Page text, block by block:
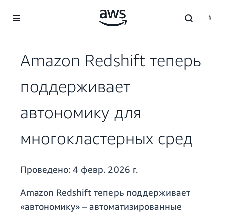
Перейти к главному контенту
Amazon Redshift теперь
поддерживает
автономику для
многокластерных сред
Проведено: 4 февр. 2026 г.
Amazon Redshift теперь поддерживает
«автономику» – автоматизированные